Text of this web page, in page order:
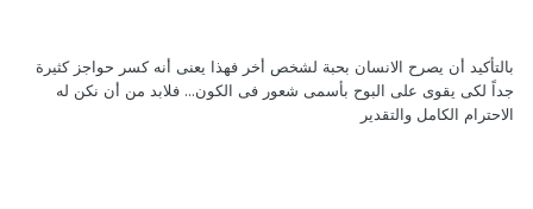
بالتأكيد أن يصرح الانسان بحبة لشخص أخر فهذا يعنى أنه كسر حواجز كثيرة
جداً لكى يقوى على البوح بأسمى شعور فى الكون... فلابد من أن نكن له
الاحترام الكامل والتقدير